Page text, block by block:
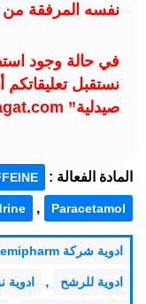
نفسه المرفقة
في حالة وجود
نستقبل
صيدلية” 3lagat.com
المادة الفعالة :
Paracetamol
,
ادوية شركة chemipharm
ادوية للرشح , ادوية